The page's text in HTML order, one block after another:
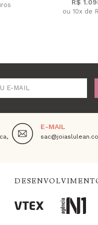
R$
ou 10x de
E-MAIL
E-MAIL